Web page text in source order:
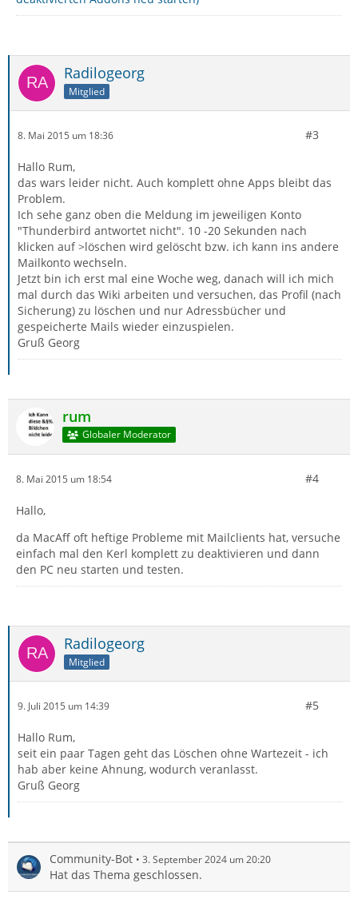
Radilogeorg
Mitglied
8. Mai 2015 um 18:36 #3
Hallo Rum,
das wars leider nicht. Auch komplett ohne Apps bleibt das
Problem.
Ich sehe ganz oben die Meldung im jeweiligen Konto
"Thunderbird antwortet nicht". 10 -20 Sekunden nach
klicken auf >löschen wird gelöscht bzw. ich kann ins andere
Mailkonto wechseln.
Jetzt bin ich erst mal eine Woche weg, danach will ich mich
mal durch das Wiki arbeiten und versuchen, das Profil (nach
Sicherung) zu löschen und nur Adressbücher und
gespeicherte Mails wieder einzuspielen.
Gruß Georg
rum
Globaler Moderator
8. Mai 2015 um 18:54 #4
Hallo,
da MacAff oft heftige Probleme mit Mailclients hat, versuche
einfach mal den Kerl komplett zu deaktivieren und dann
den PC neu starten und testen.
Radilogeorg
Mitglied
9. Juli 2015 um 14:39 #5
Hallo Rum,
seit ein paar Tagen geht das Löschen ohne Wartezeit - ich
hab aber keine Ahnung, wodurch veranlasst.
Gruß Georg
Community-Bot 3. September 2024 um 20:20
Hat das Thema geschlossen.